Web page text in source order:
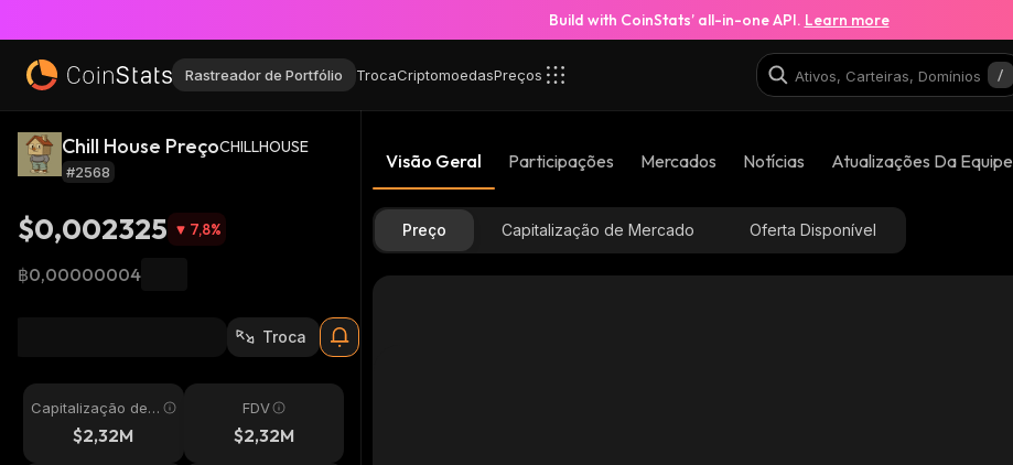
Build with CoinStats’ all-in-one API. Learn more
Rastreador de Portfólio TrocaCriptomoedasPreços
Chill House PreçoCHILLHOUSE
#2568
$0,002325 7,8%
฿0,00000004
Troca
Capitalização de
Mercado$2,32M
FDV
$2,32M
Visão Geral Participações Mercados Notícias Atualizações Da Equipe
Preço Capitalização de Mercado Oferta Disponível